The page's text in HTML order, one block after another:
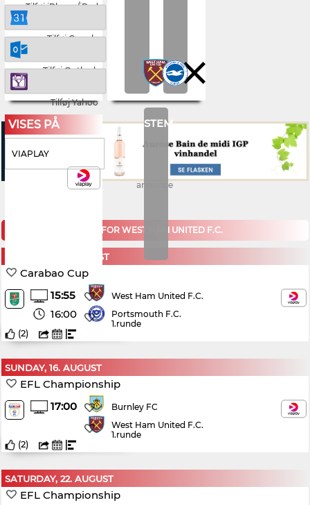
Tilføj iPhone/iPad
Tilføj Google
Tilføj Outlook
Tilføj Yahoo
STEM
VISES PÅ
VIAPLAY
annonce
KOMMENDE KAMPE FOR WEST HAM UNITED F.C.
SATURDAY, 8. AUGUST
Carabao Cup
15:55
16:00
West Ham United F.C.
Portsmouth F.C.
1.runde
(2)
SUNDAY, 16. AUGUST
EFL Championship
17:00
Burnley FC
West Ham United F.C.
1.runde
(2)
SATURDAY, 22. AUGUST
EFL Championship